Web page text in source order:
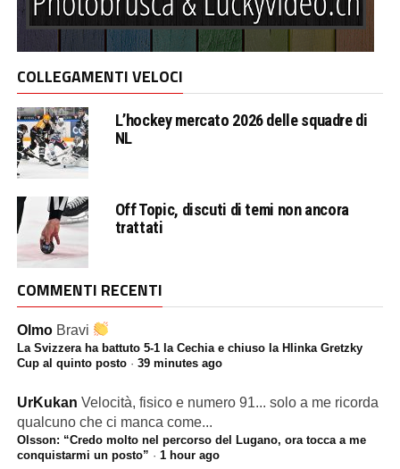
COLLEGAMENTI VELOCI
L’hockey mercato 2026 delle squadre di
NL
Off Topic, discuti di temi non ancora
trattati
COMMENTI RECENTI
Olmo Bravi
La Svizzera ha battuto 5-1 la Cechia e chiuso la Hlinka Gretzky
Cup al quinto posto· 39 minutes ago
UrKukan Velocità, fisico e numero 91... solo a me ricorda
qualcuno che ci manca come...
Olsson: “Credo molto nel percorso del Lugano, ora tocca a me
conquistarmi un posto” · 1 hour ago